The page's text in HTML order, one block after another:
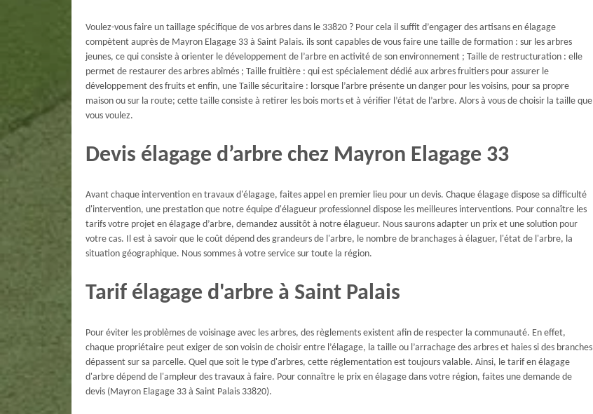
Voulez-vous faire un taillage spécifique de vos arbres dans le 33820 ? Pour cela il suffit d’engager des artisans en élagage
compètent auprès de Mayron Elagage 33 à Saint Palais. ils sont capables de vous faire une taille de formation : sur les arbres
jeunes, ce qui consiste à orienter le développement de l’arbre en activité de son environnement ; Taille de restructuration : elle
permet de restaurer des arbres abîmés ; Taille fruitière : qui est spécialement dédié aux arbres fruitiers pour assurer le
développement des fruits et enfin, une Taille sécuritaire : lorsque l’arbre présente un danger pour les voisins, pour sa propre
maison ou sur la route; cette taille consiste à retirer les bois morts et à vérifier l’état de l’arbre. Alors à vous de choisir la taille que
vous voulez.
Devis élagage d’arbre chez Mayron Elagage 33
Avant chaque intervention en travaux d'élagage, faites appel en premier lieu pour un devis. Chaque élagage dispose sa difficulté
d'intervention, une prestation que notre équipe d'élagueur professionnel dispose les meilleures interventions. Pour connaître les
tarifs votre projet en élagage d’arbre, demandez aussitôt à notre élagueur. Nous saurons adapter un prix et une solution pour
votre cas. Il est à savoir que le coût dépend des grandeurs de l'arbre, le nombre de branchages à élaguer, l'état de l'arbre, la
situation géographique. Nous sommes à votre service sur toute la région.
Tarif élagage d'arbre à Saint Palais
Pour éviter les problèmes de voisinage avec les arbres, des règlements existent afin de respecter la communauté. En effet,
chaque propriétaire peut exiger de son voisin de choisir entre l’élagage, la taille ou l’arrachage des arbres et haies si des branches
dépassent sur sa parcelle. Quel que soit le type d'arbres, cette réglementation est toujours valable. Ainsi, le tarif en élagage
d'arbre dépend de l'ampleur des travaux à faire. Pour connaître le prix en élagage dans votre région, faites une demande de
devis (Mayron Elagage 33 à Saint Palais 33820).